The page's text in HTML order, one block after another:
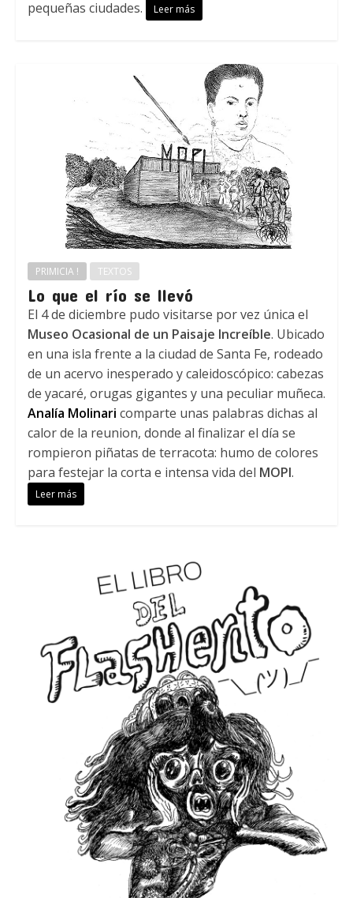
pequeñas ciudades. Leer más
PRIMICIA ! TEXTOS
Lo que el río se llevó
El 4 de diciembre pudo visitarse por vez única el
Museo Ocasional de un Paisaje Increíble. Ubicado
en una isla frente a la ciudad de Santa Fe, rodeado
de un acervo inesperado y caleidoscópico: cabezas
de yacaré, orugas gigantes y una peculiar muñeca.
Analía Molinari comparte unas palabras dichas al
calor de la reunion, donde al finalizar el día se
rompieron piñatas de terracota: humo de colores
para festejar la corta e intensa vida del MOPI.
Leer más